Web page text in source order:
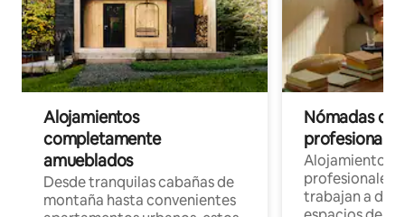
Alojamientos
completamente
amueblados
Desde tranquilas cabañas de
montaña hasta convenientes
Nómadas
Alojamientos
profesionales
trabajan a